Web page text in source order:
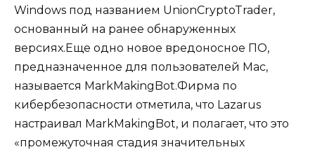
Windows под названием UnionCryptoTrader,
основанный на ранее обнаруженных
версиях.Еще одно новое вредоносное ПО,
предназначенное для пользователей Mac,
называется MarkMakingBot.Фирма по
кибербезопасности отметила, что Lazarus
настраивал MarkMakingBot, и полагает, что это
«промежуточная стадия значительных